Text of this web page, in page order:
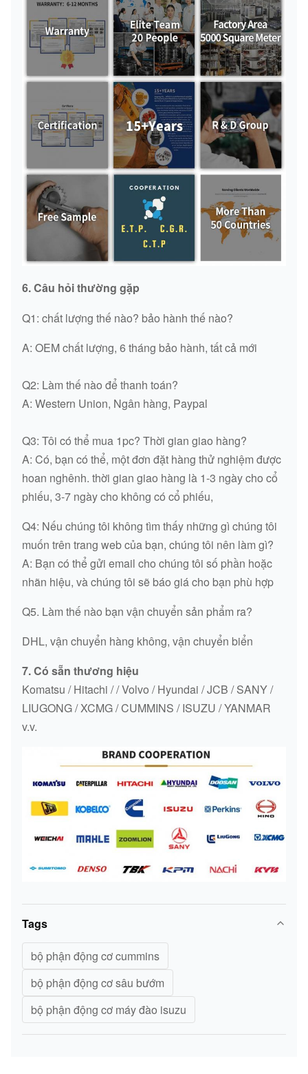
6. Câu hỏi thường gặp
Q1: chất lượng thế nào? bảo hành thế nào?
A: OEM chất lượng, 6 tháng bảo hành, tất cả mới
Q2: Làm thế nào để thanh toán?
A: Western Union, Ngân hàng, Paypal
Q3: Tôi có thể mua 1pc? Thời gian giao hàng?
A: Có, bạn có thể, một đơn đặt hàng thử nghiệm được
hoan nghênh. thời gian giao hàng là 1-3 ngày cho cổ
phiếu, 3-7 ngày cho không có cổ phiếu,
Q4: Nếu chúng tôi không tìm thấy những gì chúng tôi
muốn trên trang web của bạn, chúng tôi nên làm gì?
A: Bạn có thể gửi email cho chúng tôi số phần hoặc
nhãn hiệu, và chúng tôi sẽ báo giá cho bạn phù hợp
Q5. Làm thế nào bạn vận chuyển sản phẩm ra?
DHL, vận chuyển hàng không, vận chuyển biển
7. Có sẵn thương hiệu
Komatsu / Hitachi / / Volvo / Hyundai / JCB / SANY /
LIUGONG / XCMG / CUMMINS / ISUZU / YANMAR
v.v.
Tags
bộ phận động cơ cummins
bộ phận động cơ sâu bướm
bộ phận động cơ máy đào isuzu